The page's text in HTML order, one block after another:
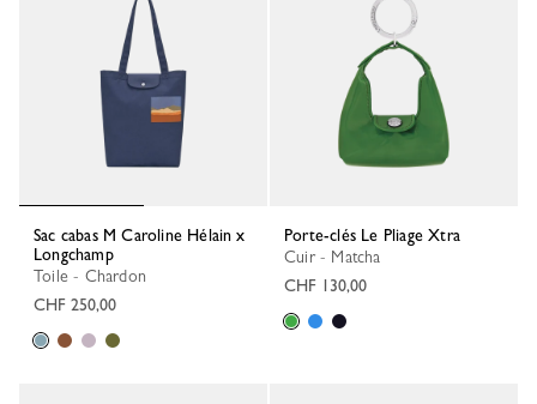
Sac cabas M Caroline Hélain x
Longchamp
Toile - Chardon
CHF 250,00
Porte-clés Le Pliage Xtra
Cuir - Matcha
CHF 130,00